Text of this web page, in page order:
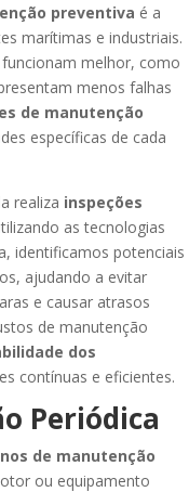
preventiva é a
marítimas e industriais.
melhor, como
menos falhas
de manutenção
específicas de cada
realiza inspeções
as tecnologias
identificamos potenciais
ajudando a evitar
e causar atrasos
de manutenção
dos
contínuas e eficientes.
Periódica
de manutenção
ou equipamento